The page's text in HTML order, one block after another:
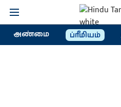
அண்மை ப்ரீமியம்